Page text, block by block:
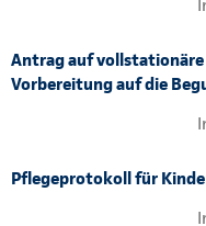
Antrag auf vollstationäre
Vorbereitung auf die
Pflegeprotokoll für